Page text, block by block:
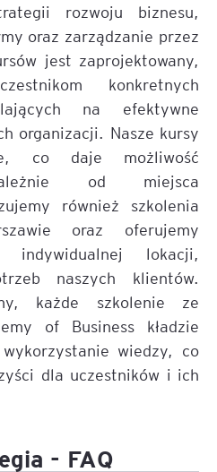
rozwoju biznesu,
oraz zarządzanie przez
jest zaprojektowany,
konkretnych
na efektywne
organizacji. Nasze kursy
co daje możliwość
od miejsca
również szkolenia
oraz oferujemy
indywidualnej lokacji,
naszych klientów.
każde szkolenie ze
of Business kładzie
wiedzy, co
dla uczestników i ich
- FAQ